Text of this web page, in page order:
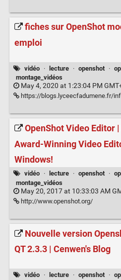
fiches sur OpenShot
emploi
vidéo · lecture · openshot ·
montage_vidéos
May 4, 2020 at 1:23:04 PM
https://blogs.lyceecfadumene.fr/informatique/2020/05/
OpenShot Video Editor |
Award-Winning Video
Windows!
vidéo · lecture · openshot ·
montage_vidéos
May 20, 2017 at 10:33:03 AM
http://www.openshot.org/
Nouvelle version
QT 2.3.3 | Cenwen's Blog
vidéo · lecture · openshot ·